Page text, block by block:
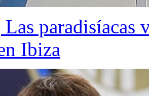
paradisíacas
Ibiza